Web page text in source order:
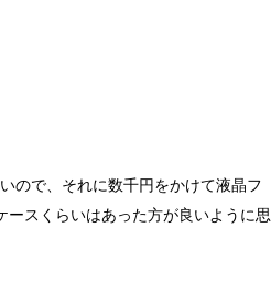
ので、それに数千円をかけて液晶フ
ースくらいはあった方が良いように思